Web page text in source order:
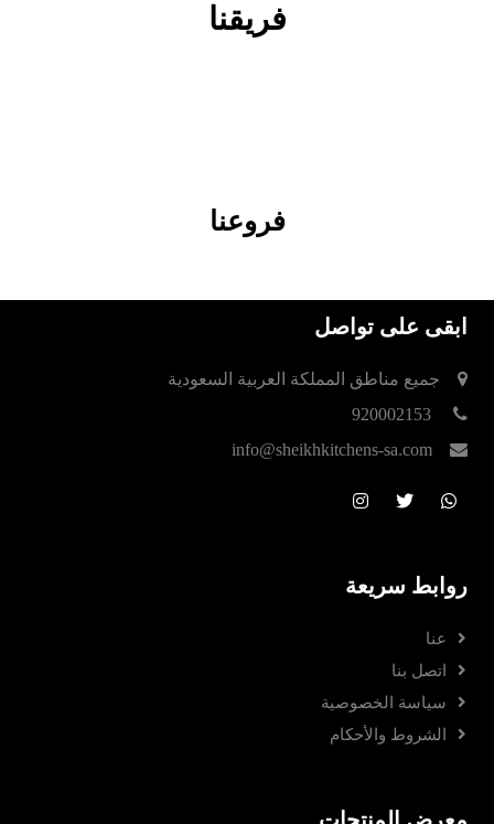
فريقنا
فروعنا
ابقى على تواصل
جميع مناطق المملكة العربية السعودية
920002153
info@sheikhkitchens-sa.com
روابط سريعة
عنا
اتصل بنا
سياسة الخصوصية
الشروط والأحكام